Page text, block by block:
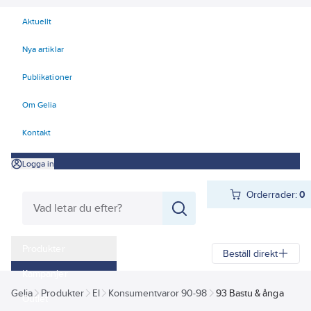
Aktuellt
Nya artiklar
Publikationer
Om Gelia
Kontakt
Logga in
Orderrader:0
Kampanjer
Outlet
Beställ direkt
Gelia Produkter El Konsumentvaror 90-98 93 Bastu & ånga